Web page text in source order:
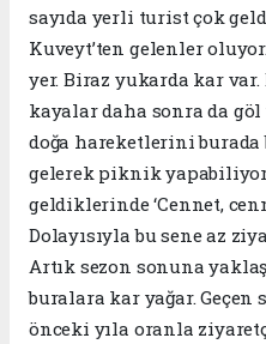
sayıda yerli turist çok
Kuveyt’ten gelenler
yer. Biraz yukarda kar var.
kayalar daha sonra da göl
doğa hareketlerini
gelerek piknik
geldiklerinde ‘Cennet,
Dolayısıyla bu sene az
Artık sezon sonuna
buralara kar yağar. Geçen
önceki yıla oranla